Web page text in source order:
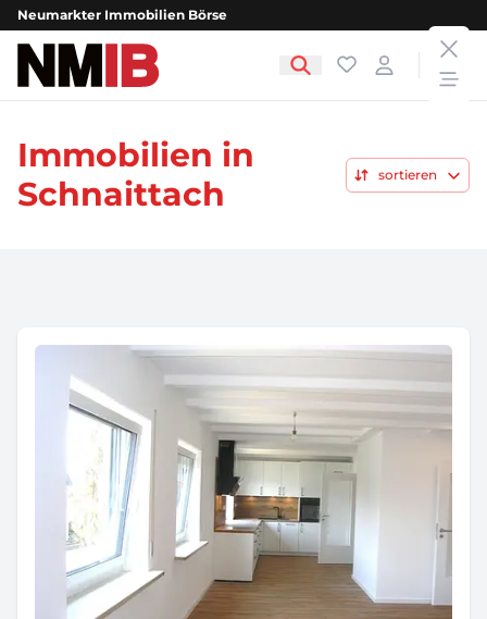
Neumarkter Immobilien Börse
NMIB - Neumarkter Immobilien BörseFavoriten
Login
Immobilien in
Schnaittach
sortieren